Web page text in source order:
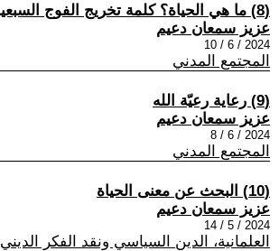
(8) ما هي الحياة؟ كلمة تخريج الفوج السبعين
عزيز سمعان دعيم
2024 / 6 / 10
المجتمع المدني
(9) رعاية رعيّة الله
عزيز سمعان دعيم
2024 / 6 / 8
المجتمع المدني
(10) البحث عن معنى الحياة
عزيز سمعان دعيم
2024 / 5 / 14
العلمانية، الدين السياسي ونقد الفكر الديني